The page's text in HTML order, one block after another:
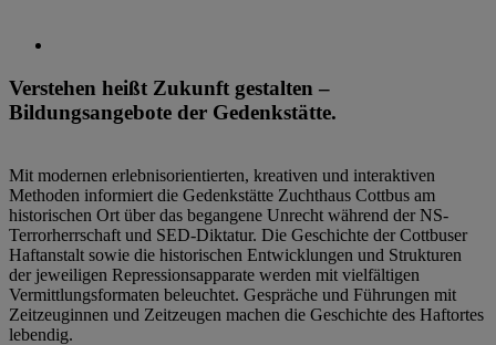
Verstehen heißt Zukunft gestalten –
Bildungsangebote der Gedenkstätte.
Mit modernen erlebnisorientierten, kreativen und interaktiven
Methoden informiert die Gedenkstätte Zuchthaus Cottbus am
historischen Ort über das begangene Unrecht während der NS-
Terrorherrschaft und SED-Diktatur. Die Geschichte der Cottbuser
Haftanstalt sowie die historischen Entwicklungen und Strukturen
der jeweiligen Repressionsapparate werden mit vielfältigen
Vermittlungsformaten beleuchtet. Gespräche und Führungen mit
Zeitzeuginnen und Zeitzeugen machen die Geschichte des Haftortes
lebendig.